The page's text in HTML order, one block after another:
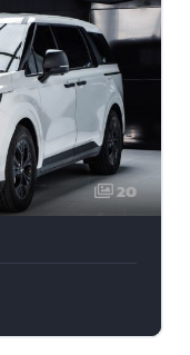
20